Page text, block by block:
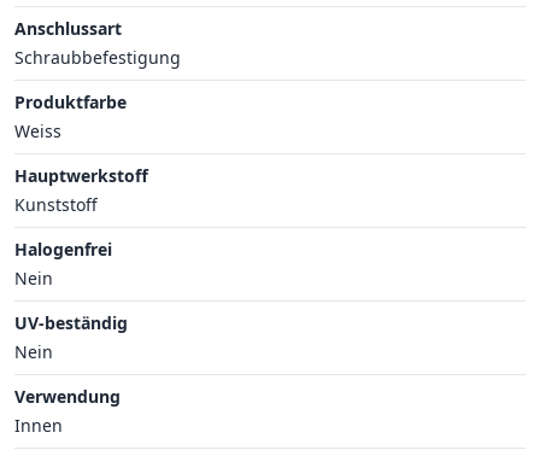
Anschlussart
Schraubbefestigung
Produktfarbe
Weiss
Hauptwerkstoff
Kunststoff
Halogenfrei
Nein
UV-beständig
Nein
Verwendung
Innen